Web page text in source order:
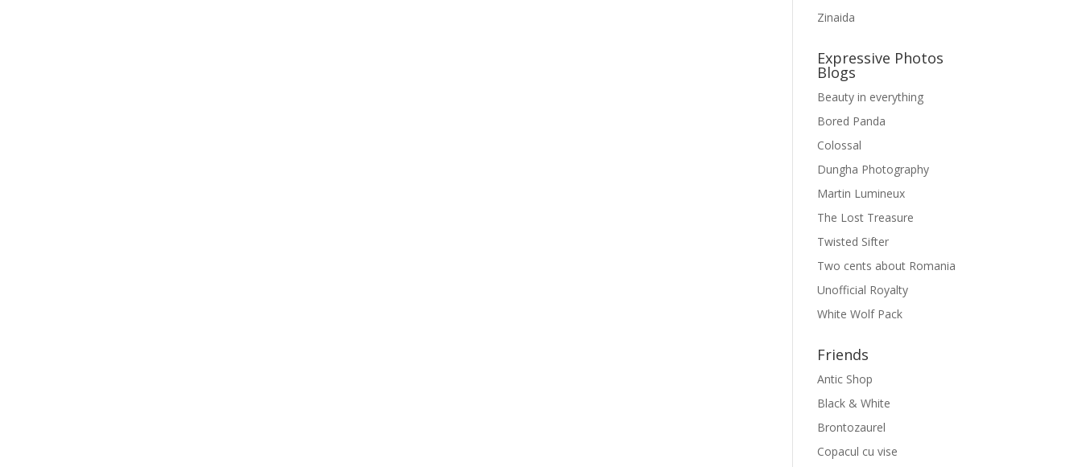
Zinaida
Expressive Photos
Blogs
Beauty in everything
Bored Panda
Colossal
Dungha Photography
Martin Lumineux
The Lost Treasure
Twisted Sifter
Two cents about Romania
Unofficial Royalty
White Wolf Pack
Friends
Antic Shop
Black & White
Brontozaurel
Copacul cu vise